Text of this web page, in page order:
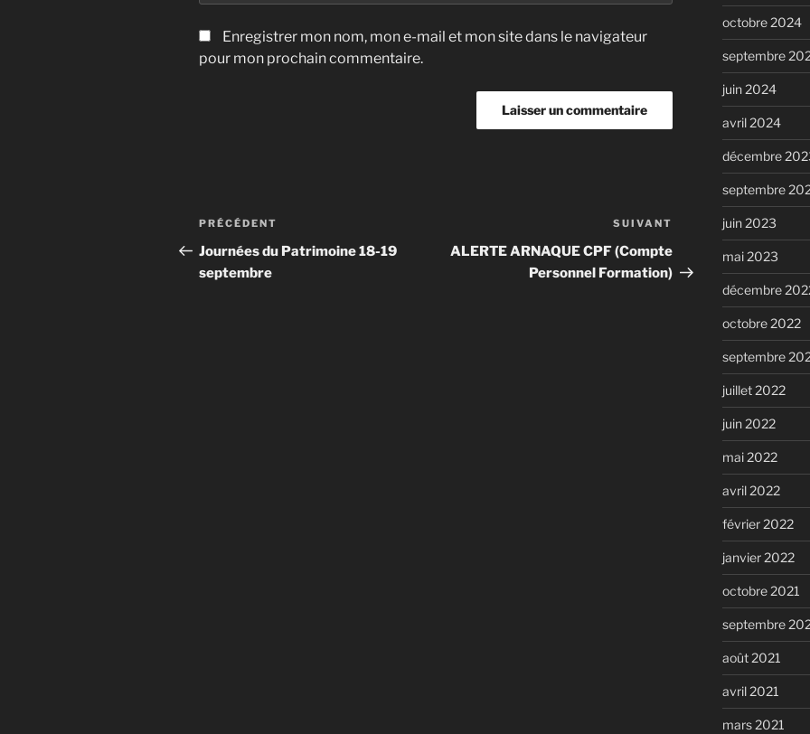
Enregistrer mon nom, mon e-mail et mon site dans le navigateur
pour mon prochain commentaire.
Navigation
de
l’article
Article
précédent
PRÉCÉDENT
Journées du Patrimoine 18-19
septembre
suivant
SUIVANT
ALERTE ARNAQUE CPF (Compte
Personnel Formation)
octobre 2024
septembre
juin 2024
avril 2024
décembre
septembre
juin 2023
mai 2023
décembre
octobre 2022
septembre
juillet 2022
juin 2022
mai 2022
avril 2022
février 2022
janvier 2022
octobre 2021
septembre
août 2021
avril 2021
mars 2021